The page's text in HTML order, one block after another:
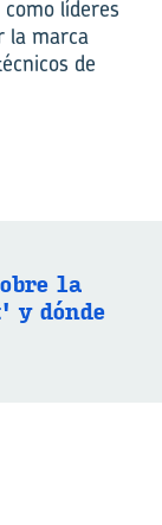
líderes
la marca
de
la
dónde